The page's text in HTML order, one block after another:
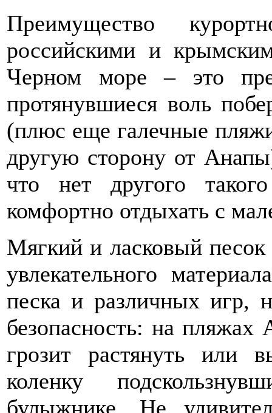
Преимущество
российскими и
Черном море – это
протянувшиеся воль
(плюс еще галечные
другую сторону от
что нет другого
комфортно отдыхать с
Мягкий и ласковый
увлекательного
песка и различных игр,
безопасность: на
грозит растянуть или
коленку
булыжнике. Не